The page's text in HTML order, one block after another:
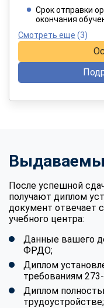
При оплате
Срок отправки
окончания
Смотреть еще (3)
После успешной
получают диплом
документ отвечает
учебного центра:
Данные вашего
ФРДО;
Диплом
требованиям
Диплом
трудоустройстве;